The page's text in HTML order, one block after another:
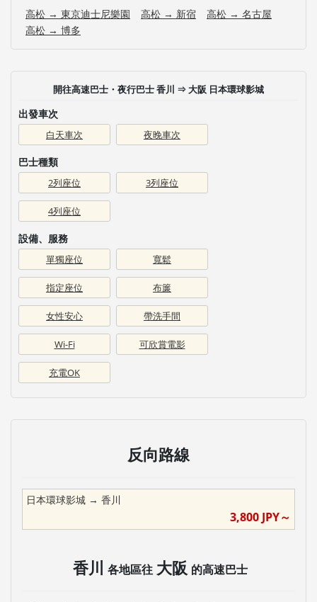
高松 → 東京迪士尼樂園 高松 → 新宿
高松 → 名古屋
高松 → 博多
開往高速巴士・夜行巴士 香川 ⇒ 大阪 日本環球影城
出發車次
白天車次 夜晚車次
巴士種類
2列座位 3列座位
4列座位
設備、服務
單獨座位 寬鬆
指定座位 布簾
女性安心 帶洗手間
Wi-Fi 可欣賞電影
充電OK
反向路線
日本環球影城 → 香川
3,800 JPY～
香川 各地區往 大阪 的高速巴士